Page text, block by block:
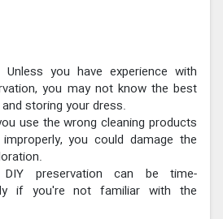
you have experience with
you may not know the best
storing your dress.
use the wrong cleaning products
you could damage the
DIY preservation can be time-
if you're not familiar with the